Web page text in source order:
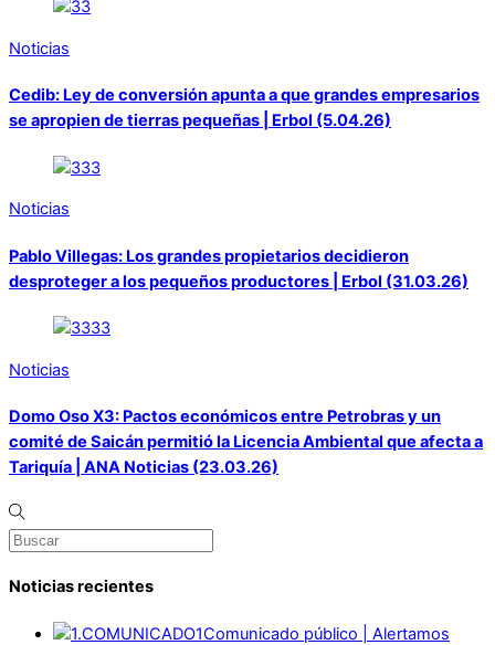
Noticias
Cedib: Ley de conversión apunta a que grandes empresarios
se apropien de tierras pequeñas | Erbol (5.04.26)
Noticias
Pablo Villegas: Los grandes propietarios decidieron
desproteger a los pequeños productores | Erbol (31.03.26)
Noticias
Domo Oso X3: Pactos económicos entre Petrobras y un
comité de Saicán permitió la Licencia Ambiental que afecta a
Tariquía | ANA Noticias (23.03.26)
Noticias recientes
Comunicado público | Alertamos